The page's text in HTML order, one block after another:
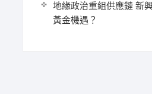
地緣政治重組供應鏈 新
黃金機遇？